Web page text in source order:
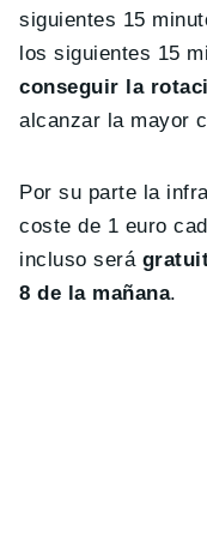
siguientes 15
los siguientes 15
conseguir la
alcanzar la mayor
Por su parte la
coste de 1 euro
incluso será
8 de la mañana.